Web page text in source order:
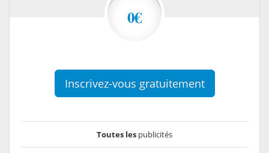
0€
Inscrivez-vous gratuitement
Toutes les publicités